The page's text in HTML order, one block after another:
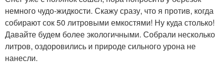
немного чудо-жидкости. Скажу сразу, что я против, когда
собирают сок 50 литровыми емкостями! Ну куда столько!
Давайте будем более экологичными. Собрали несколько
литров, оздоровились и природе сильного урона не
нанесли.